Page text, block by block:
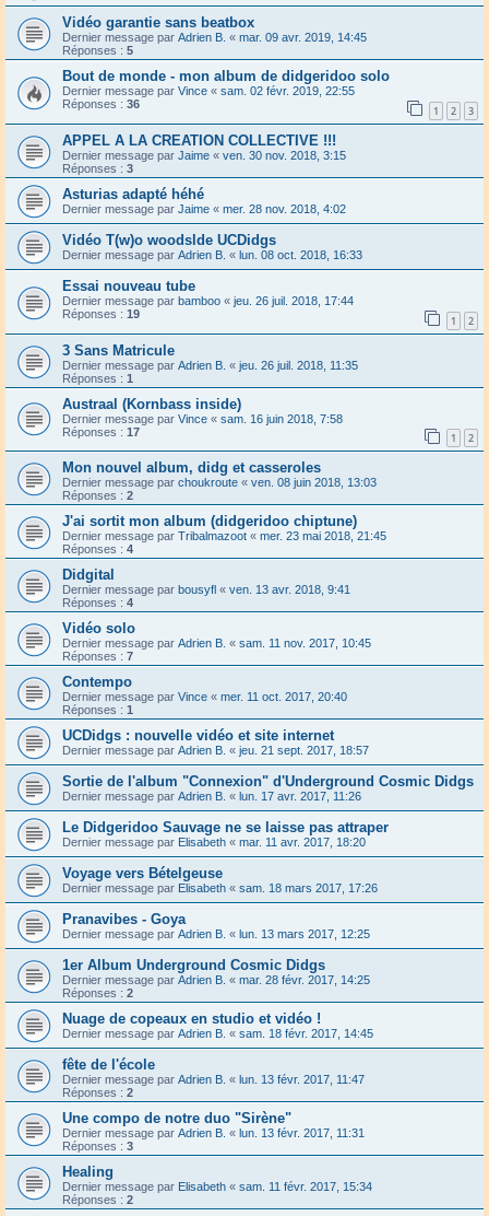
Vidéo garantie sans beatbox
Dernier message par Adrien B. « mar. 09 avr. 2019, 14:45
Réponses : 5
Bout de monde - mon album de didgeridoo solo
Dernier message par Vince « sam. 02 févr. 2019, 22:55
Réponses : 36 1 2 3
APPEL A LA CREATION COLLECTIVE !!!
Dernier message par Jaime « ven. 30 nov. 2018, 3:15
Réponses : 3
Asturias adapté héhé
Dernier message par Jaime « mer. 28 nov. 2018, 4:02
Vidéo T(w)o woodslde UCDidgs
Dernier message par Adrien B. « lun. 08 oct. 2018, 16:33
Essai nouveau tube
Dernier message par bamboo « jeu. 26 juil. 2018, 17:44
Réponses : 19 1 2
3 Sans Matricule
Dernier message par Adrien B. « jeu. 26 juil. 2018, 11:35
Réponses : 1
Austraal (Kornbass inside)
Dernier message par Vince « sam. 16 juin 2018, 7:58
Réponses : 17 1 2
Mon nouvel album, didg et casseroles
Dernier message par choukroute « ven. 08 juin 2018, 13:03
Réponses : 2
J'ai sortit mon album (didgeridoo chiptune)
Dernier message par Tribalmazoot « mer. 23 mai 2018, 21:45
Réponses : 4
Didgital
Dernier message par bousyfl « ven. 13 avr. 2018, 9:41
Réponses : 4
Vidéo solo
Dernier message par Adrien B. « sam. 11 nov. 2017, 10:45
Réponses : 7
Contempo
Dernier message par Vince « mer. 11 oct. 2017, 20:40
Réponses : 1
UCDidgs : nouvelle vidéo et site internet
Dernier message par Adrien B. « jeu. 21 sept. 2017, 18:57
Sortie de l'album "Connexion" d'Underground Cosmic Didgs
Dernier message par Adrien B. « lun. 17 avr. 2017, 11:26
Le Didgeridoo Sauvage ne se laisse pas attraper
Dernier message par Elisabeth « mar. 11 avr. 2017, 18:20
Voyage vers Bételgeuse
Dernier message par Elisabeth « sam. 18 mars 2017, 17:26
Pranavibes - Goya
Dernier message par Adrien B. « lun. 13 mars 2017, 12:25
1er Album Underground Cosmic Didgs
Dernier message par Adrien B. « mar. 28 févr. 2017, 14:25
Réponses : 2
Nuage de copeaux en studio et vidéo !
Dernier message par Adrien B. « sam. 18 févr. 2017, 14:45
fête de l'école
Dernier message par Adrien B. « lun. 13 févr. 2017, 11:47
Réponses : 2
Une compo de notre duo "Sirène"
Dernier message par Adrien B. « lun. 13 févr. 2017, 11:31
Réponses : 3
Healing
Dernier message par Elisabeth « sam. 11 févr. 2017, 15:34
Réponses : 2